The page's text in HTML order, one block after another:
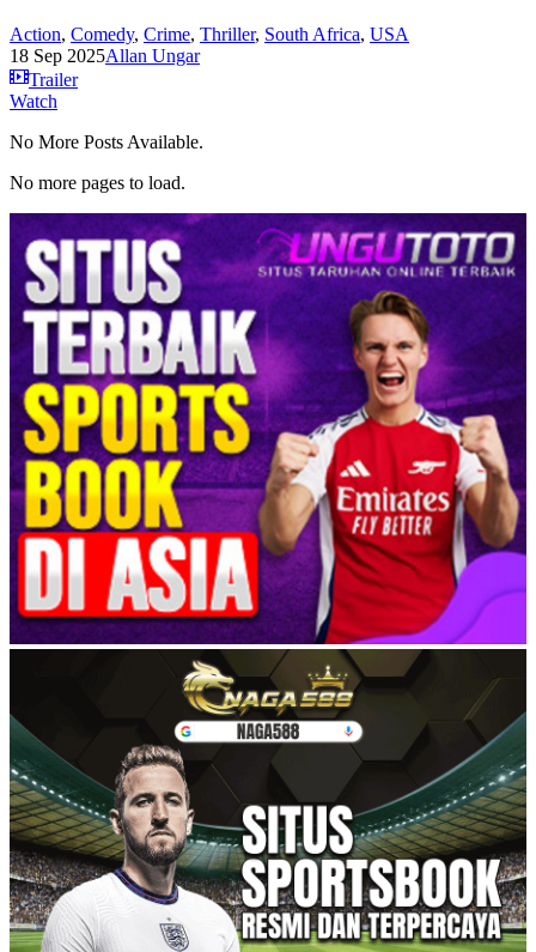
Action, Comedy, Crime, Thriller, South Africa, USA
18 Sep 2025Allan Ungar
Trailer
Watch
No More Posts Available.
No more pages to load.